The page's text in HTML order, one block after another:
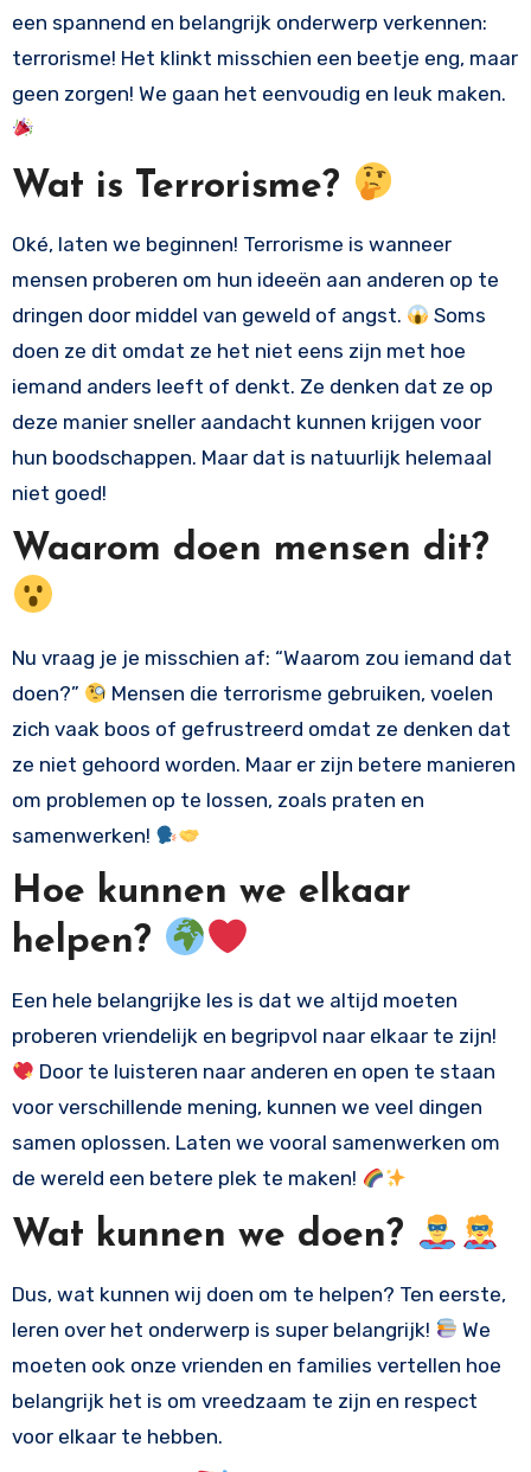
een spannend en belangrijk onderwerp verkennen:
terrorisme! Het klinkt misschien een beetje eng, maar
geen zorgen! We gaan het eenvoudig en leuk maken.
Wat is Terrorisme?
Oké, laten we beginnen! Terrorisme is wanneer
mensen proberen om hun ideeën aan anderen op te
dringen door middel van geweld of angst.
Soms
doen ze dit omdat ze het niet eens zijn met hoe
iemand anders leeft of denkt. Ze denken dat ze op
deze manier sneller aandacht kunnen krijgen voor
hun boodschappen. Maar dat is natuurlijk helemaal
niet goed!
Waarom doen mensen dit?
Nu vraag je je misschien af: “Waarom zou iemand dat
doen?”
Mensen die terrorisme gebruiken, voelen
zich vaak boos of gefrustreerd omdat ze denken dat
ze niet gehoord worden. Maar er zijn betere manieren
om problemen op te lossen, zoals praten en
samenwerken!
Hoe kunnen we elkaar
helpen?
Een hele belangrijke les is dat we altijd moeten
proberen vriendelijk en begripvol naar elkaar te zijn!
Door te luisteren naar anderen en open te staan
voor verschillende mening, kunnen we veel dingen
samen oplossen. Laten we vooral samenwerken om
de wereld een betere plek te maken!
Wat kunnen we doen?
Dus, wat kunnen wij doen om te helpen? Ten eerste,
leren over het onderwerp is super belangrijk!
We
moeten ook onze vrienden en families vertellen hoe
belangrijk het is om vreedzaam te zijn en respect
voor elkaar te hebben.